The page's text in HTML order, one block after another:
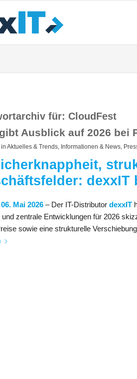
für: CloudFest
Ausblick auf 2026 bei
in Aktuelles & Trends, Informationen & News,
dexxIT
Mai 2026 – Der IT-Distributor dexxIT
und zentrale Entwicklungen für 2026
sowie eine strukturelle